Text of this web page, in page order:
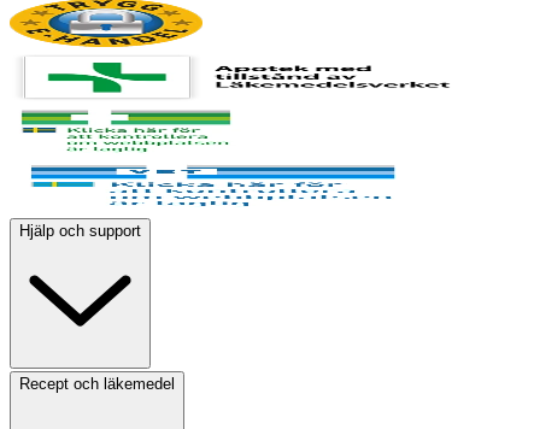
Hjälp och support
Recept och läkemedel